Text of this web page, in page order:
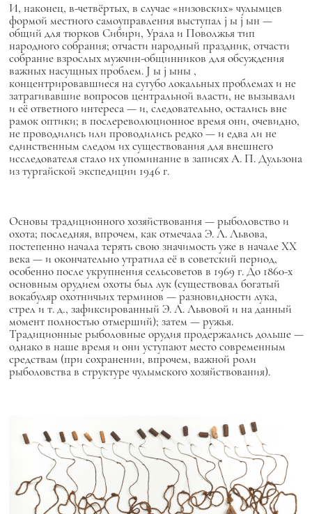
И, наконец, в-четвёртых, в случае «низовских» чулымцев
формой местного самоуправления выступал j ы j ын —
общий для тюрков Сибири, Урала и Поволжья тип
народного собрания; отчасти народный праздник, отчасти
собрание взрослых мужчин-общинников для обсуждения
важных насущных проблем. J ы j ыны ,
концентрировавшиеся на сугубо локальных проблемах и не
затрагивавшие вопросов центральной власти, не вызывали
и её ответного интереса — и, следовательно, остались вне
рамок оптики; в послереволюционное время они, очевидно,
не проводились или проводились редко — и едва ли не
единственным следом их существования для внешнего
исследователя стало их упоминание в записях А. П. Дульзона
из тургайской экспедиции 1946 г.
Основы традиционного хозяйствования — рыболовство и
охота; последняя, впрочем, как отмечала Э. Л. Львова,
постепенно начала терять свою значимость уже в начале ХХ
века — и окончательно утратила её в советский период,
особенно после укрупнения сельсоветов в 1969 г. До 1860-х
основным орудием охоты был лук (существовал богатый
вокабуляр охотничьих терминов — разновидности лука,
стрел и т. д., зафиксированный Э. Л. Львовой и на данный
момент полностью отмерший); затем — ружья.
Традиционные рыболовные орудия продержались дольше —
однако в наше время и они уступают место современным
средствам (при сохранении, впрочем, важной роли
рыболовства в структуре чулымского хозяйствования).